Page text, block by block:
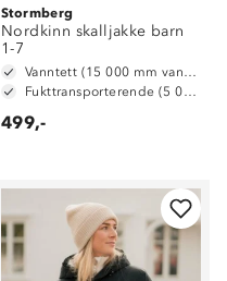
Stormberg
Nordkinn skalljakke barn
1-7
Vanntett (15 000 mm vannsøyle)
Fukttransporterende (5 000 g/m2/24t)
499,-